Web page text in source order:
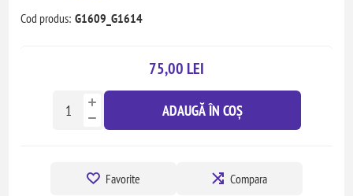
Cod produs: G1609_G1614
75,00 LEI
ADAUGĂ ÎN COȘ
Favorite Compara